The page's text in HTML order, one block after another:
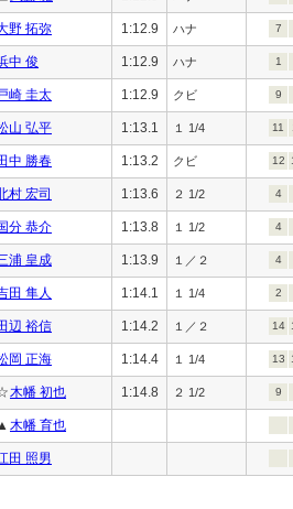
野 拓弥 1:12.9 ハナ 7
中 俊 1:12.9 ハナ 1
崎 圭太 1:12.9 クビ 9
山 弘平 1:13.1 １ 1/4 11
中 勝春 1:13.2 クビ 12
村 宏司 1:13.6 ２ 1/2 4
分 恭介 1:13.8 １ 1/2 4
浦 皇成 1:13.9 １／２ 4
田 隼人 1:14.1 １ 1/4 2
辺 裕信 1:14.2 １／２ 14
岡 正海 1:14.4 １ 1/4 13
木幡 初也 1:14.8 ２ 1/2 9
木幡 育也
田 照男